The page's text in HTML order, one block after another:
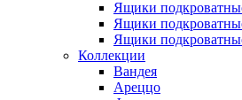
Ящики
Ящики
Ящики
Коллекции
Вандея
Ареццо